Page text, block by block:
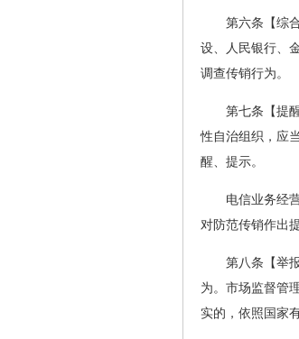
第六条【综
设、人民银行、
调查传销行为。
第七条【提
性自治组织，应
醒、提示。
电信业务经
对防范传销作出
第八条【举
为。市场监督管
实的，依照国家